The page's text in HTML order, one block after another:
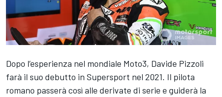
Dopo l’esperienza nel mondiale Moto3, Davide Pizzoli
farà il suo debutto in Supersport nel 2021. Il pilota
romano passerà così alle derivate di serie e guiderà la